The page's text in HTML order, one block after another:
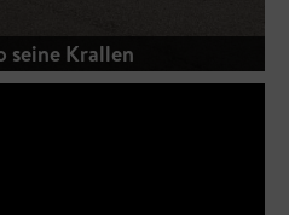
seine Krallen